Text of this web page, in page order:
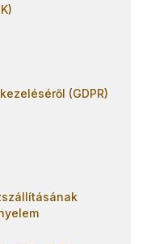
(GDPR)